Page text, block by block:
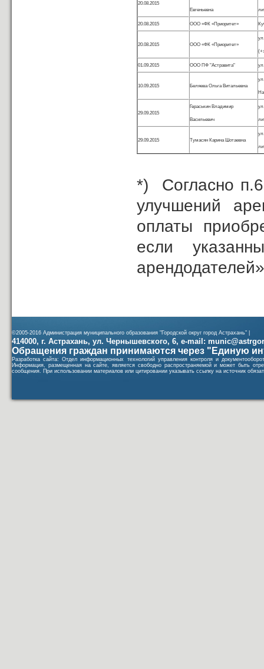
20.08.2015
Евгеньевна
20.08.2015 ООО «ФК «Приоритет»
20.08.2015 ООО «ФК «Приоритет»
01.09.2015 ООО ПФ "Астравита"
10.09.2015 Беляева Ольга Витальевна
29.09.2015
Гераськин Владимир
Васильевич
29.09.2015 Тумасян Карина Шотаевна
*) Согласно
улучшений
оплаты
если
арендодателей»
©2005-2016 Администрация муниципального образования "Городской округ город Астрахань" |
414000, г. Астрахань, ул. Чернышевского, 6, e-mail:
Обращения граждан принимаются через "Единую
Разработка сайта: Отдел информационных технологий управления контроля и
Информация, размещенная на сайте, является свободно распространяемой и может быть
сообщения. При использовании материалов или цитировании указывать ссылку на источник